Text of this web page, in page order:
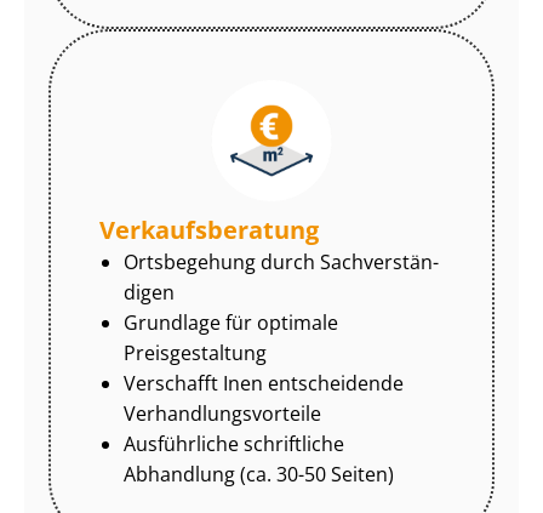
Ver­kaufs­be­ra­tung
Ortsbegehung durch Sach­ver­stän­
di­gen
Grundlage für optimale
Preisgestaltung
Verschafft Inen entscheidende
Ver­hand­lungs­vor­tei­le
Ausführliche schriftliche
Abhandlung (ca. 30-50 Seiten)